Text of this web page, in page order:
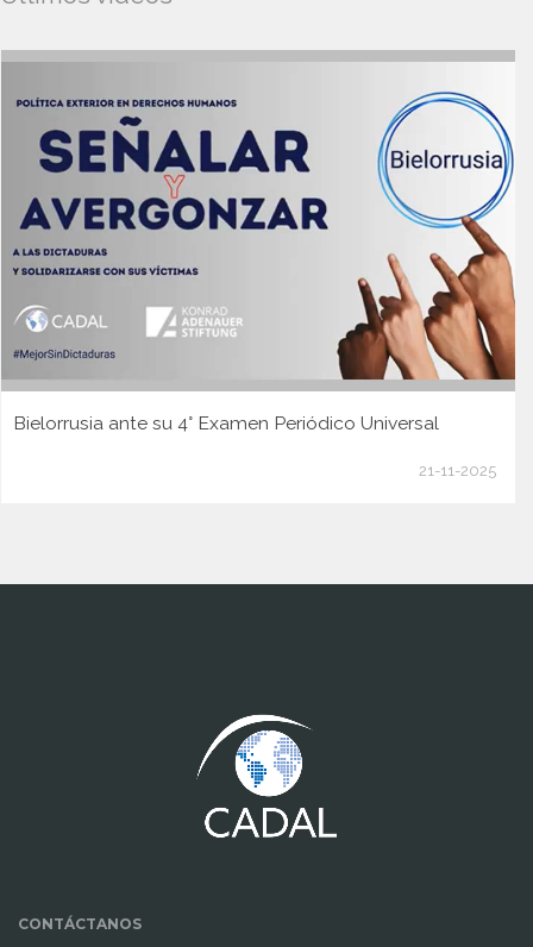
Bielorrusia ante su 4° Examen Periódico Universal
21-11-2025
CONTÁCTANOS